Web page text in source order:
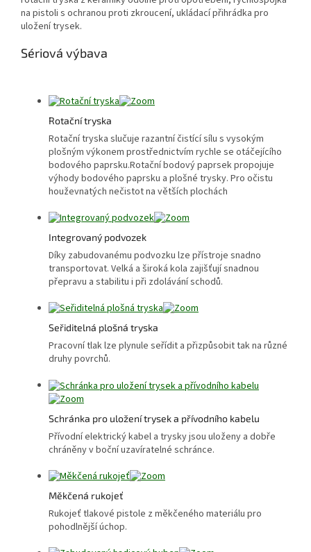
na pistoli s ochranou proti zkroucení, ukládací přihrádka pro
uložení trysek.
Sériová výbava
Rotační tryska
Rotační tryska slučuje razantní čistící sílu s vysokým
plošným výkonem prostřednictvím rychle se otáčejícího
bodového paprsku.Rotační bodový paprsek propojuje
výhody bodového paprsku a plošné trysky. Pro očistu
houževnatých nečistot na větších plochách
Integrovaný podvozek
Díky zabudovanému podvozku lze přístroje snadno
transportovat. Velká a široká kola zajišťují snadnou
přepravu a stabilitu i při zdolávání schodů.
Seřiditelná plošná tryska
Pracovní tlak lze plynule seřídit a přizpůsobit tak na různé
druhy povrchů.
Schránka pro uložení trysek a přívodního kabelu
Přívodní elektrický kabel a trysky jsou uloženy a dobře
chráněny v boční uzavíratelné schránce.
Měkčená rukojeť
Rukojeť tlakové pistole z měkčeného materiálu pro
pohodlnější úchop.